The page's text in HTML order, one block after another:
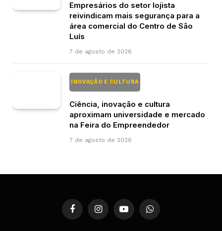
Empresários do setor lojista
reivindicam mais segurança para a
área comercial do Centro de São
Luís
7 de agosto de 2026
INOVAÇÃO E CULTURA
Ciência, inovação e cultura
aproximam universidade e mercado
na Feira do Empreendedor
7 de agosto de 2026
FacebookInstagramYouTubeWhatsApp